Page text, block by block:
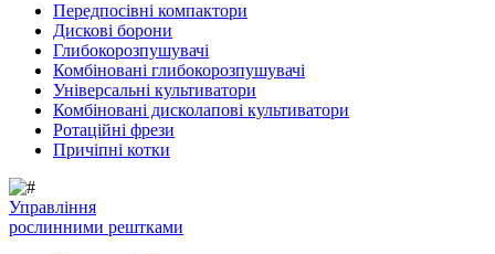
Передпосівні компактори
Дискові борони
Глибокорозпушувачі
Комбіновані глибокорозпушувачі
Універсальні культиватори
Комбіновані дисколапові культиватори
Ротаційні фрези
Причіпні котки
Управління
рослинними рештками